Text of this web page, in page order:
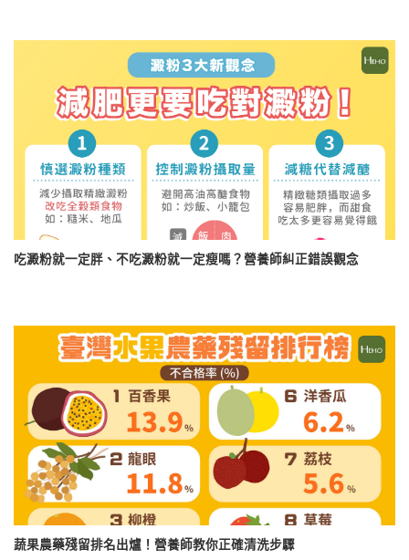
吃澱粉就一定胖、不吃澱粉就一定瘦嗎？營養師糾正錯誤觀念
蔬果農藥殘留排名出爐！營養師教你正確清洗步驟